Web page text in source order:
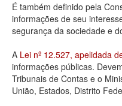
É também definido pela
informações de seu
segurança da sociedade e
A Lei nº 12.527, apelidada
informações públicas.
Tribunais de Contas e o
União, Estados, Distrito